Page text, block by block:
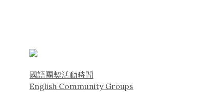
國語團契活動時間
English Community Groups